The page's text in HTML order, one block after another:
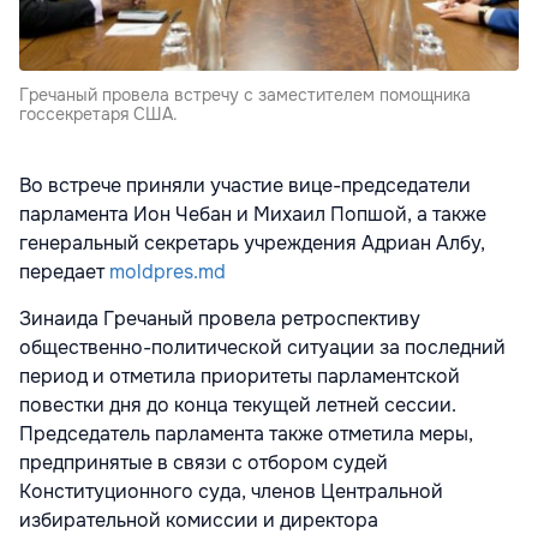
Гречаный провела встречу с заместителем помощника
госсекретаря США.
Во встрече приняли участие вице-председатели
парламента Ион Чебан и Михаил Попшой, а также
генеральный секретарь учреждения Адриан Албу,
передаетmoldpres.md
Зинаида Гречаный провела ретроспективу
общественно-политической ситуации за последний
период и отметила приоритеты парламентской
повестки дня до конца текущей летней сессии.
Председатель парламента также отметила меры,
предпринятые в связи с отбором судей
Конституционного суда, членов Центральной
избирательной комиссии и директора